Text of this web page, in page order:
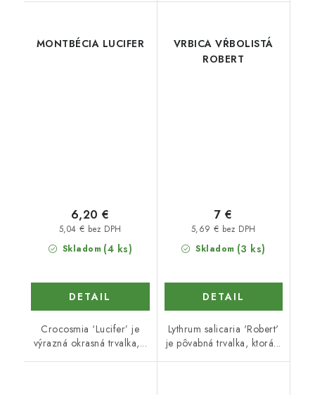
MONTBÉCIA LUCIFER
Skladom (4 ks)
5,04 € bez DPH
6,20 €
DETAIL
Crocosmia ‘Lucifer’ je
výrazná okrasná trvalka,...
VRBICA VŔBOLISTÁ
ROBERT
Skladom (3 ks)
5,69 € bez DPH
7 €
DETAIL
Lythrum salicaria 'Robert'
je pôvabná trvalka, ktorá...